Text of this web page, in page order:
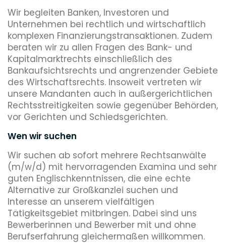
Wir begleiten Banken, Investoren und
Unternehmen bei rechtlich und wirtschaftlich
komplexen Finanzierungstransaktionen. Zudem
beraten wir zu allen Fragen des Bank- und
Kapitalmarktrechts einschließlich des
Bankaufsichtsrechts und angrenzender Gebiete
des Wirtschaftsrechts. Insoweit vertreten wir
unsere Mandanten auch in außergerichtlichen
Rechtsstreitigkeiten sowie gegenüber Behörden,
vor Gerichten und Schiedsgerichten.
Wen wir suchen
Wir suchen ab sofort mehrere Rechtsanwälte
(m/w/d) mit hervorragenden Examina und sehr
guten Englischkenntnissen, die eine echte
Alternative zur Großkanzlei suchen und
Interesse an unserem vielfältigen
Tätigkeitsgebiet mitbringen. Dabei sind uns
Bewerberinnen und Bewerber mit und ohne
Berufserfahrung gleichermaßen willkommen.